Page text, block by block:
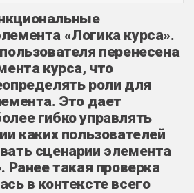
«Логика курса».
перенесена
курса, что
роли для
Это дает
гибко управлять
каких пользователей
сценарии элемента
Ранее такая проверка
в контексте всего